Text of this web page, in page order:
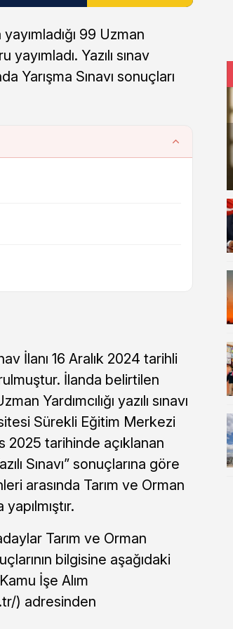
99 Uzman
yayımladı. Yazılı sınav
Yarışma Sınavı sonuçları
İlanı 16 Aralık 2024 tarihli
İlanda belirtilen
Yardımcılığı yazılı sınavı
Sürekli Eğitim Merkezi
2025 tarihinde açıklanan
Sınavı” sonuçlarına göre
arasında Tarım ve Orman
Tarım ve Orman
bilgisine aşağıdaki
İşe Alım
) adresinden